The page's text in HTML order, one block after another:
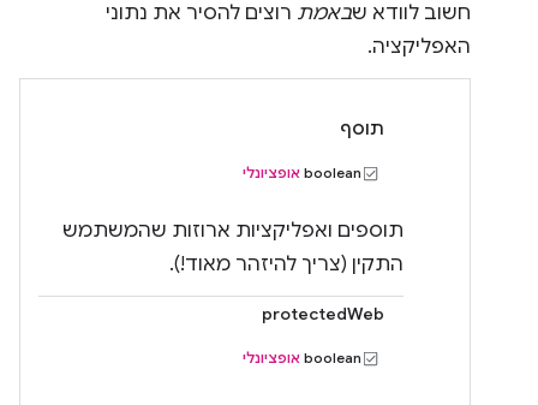
חשוב לוודא שבאמת רוצים להסיר את נתוני
האפליקציה.
תוסף
‫boolean אופציונלי
תוספים ואפליקציות ארוזות שהמשתמש
התקין (צריך להיזהר מאוד!).
protectedWeb
‫boolean אופציונלי